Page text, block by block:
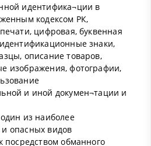
идентифика¬ции в
кодексом РК,
цифровая, буквенная
знаки,
описание товаров,
изображения, фотографии,
и иной докумен¬тации и
из наиболее
опасных видов
посредством обманного